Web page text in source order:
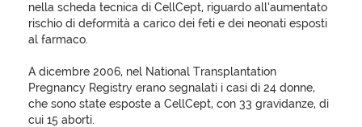
nella scheda tecnica di CellCept, riguardo all’aumentato
rischio di deformità a carico dei feti e dei neonati esposti
al farmaco.
A dicembre 2006, nel National Transplantation
Pregnancy Registry erano segnalati i casi di 24 donne,
che sono state esposte a CellCept, con 33 gravidanze, di
cui 15 aborti.